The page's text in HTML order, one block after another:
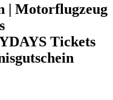
| Motorflugzeug
Tickets